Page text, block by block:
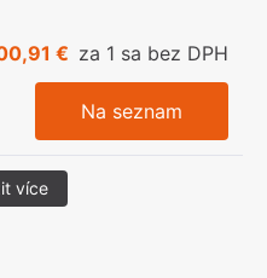
€ za 1 sa bez DPH
Na seznam
více